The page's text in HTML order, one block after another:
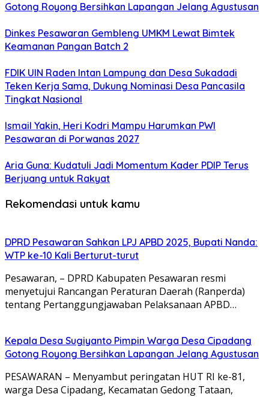
Gotong Royong Bersihkan Lapangan Jelang Agustusan
Dinkes Pesawaran Gembleng UMKM Lewat Bimtek
Keamanan Pangan Batch 2
FDIK UIN Raden Intan Lampung dan Desa Sukadadi
Teken Kerja Sama, Dukung Nominasi Desa Pancasila
Tingkat Nasional
Ismail Yakin, Heri Kodri Mampu Harumkan PWI
Pesawaran di Porwanas 2027
Aria Guna: Kudatuli Jadi Momentum Kader PDIP Terus
Berjuang untuk Rakyat
Rekomendasi untuk kamu
DPRD Pesawaran Sahkan LPJ APBD 2025, Bupati Nanda:
WTP ke-10 Kali Berturut-turut
Pesawaran, – DPRD Kabupaten Pesawaran resmi
menyetujui Rancangan Peraturan Daerah (Ranperda)
tentang Pertanggungjawaban Pelaksanaan APBD…
Kepala Desa Sugiyanto Pimpin Warga Desa Cipadang
Gotong Royong Bersihkan Lapangan Jelang Agustusan
PESAWARAN – Menyambut peringatan HUT RI ke-81,
warga Desa Cipadang, Kecamatan Gedong Tataan,